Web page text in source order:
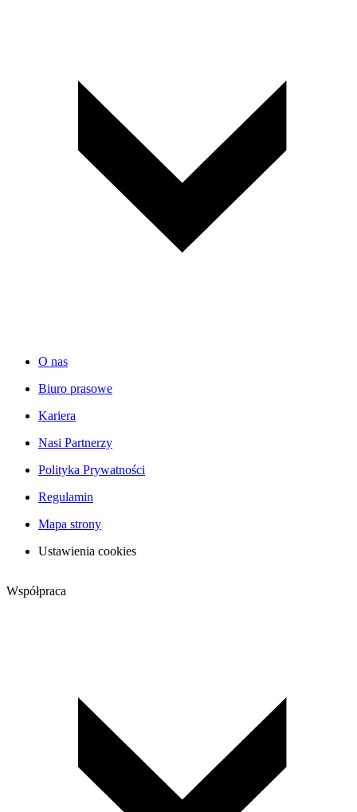
O nas
Biuro prasowe
Kariera
Nasi Partnerzy
Polityka Prywatności
Regulamin
Mapa strony
Ustawienia cookies
Współpraca